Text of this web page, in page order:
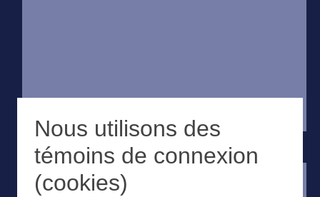
Nous utilisons des
témoins de connexion
(cookies)